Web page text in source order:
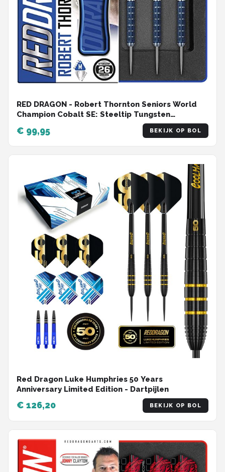
RED DRAGON - Robert Thornton Seniors World
Champion Cobalt SE: Steeltip Tungsten
Dartpijlen Professioneel - 26 gram
€ 99,95 BEKIJK OP BOL
Red Dragon Luke Humphries 50 Years
Anniversary Limited Edition - Dartpijlen
€ 126,20 BEKIJK OP BOL